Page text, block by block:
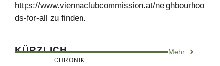
https://www.viennaclubcommission.at/neighbourhoo
ds-for-all zu finden.
KÜRZLICH Mehr
CHRONIK